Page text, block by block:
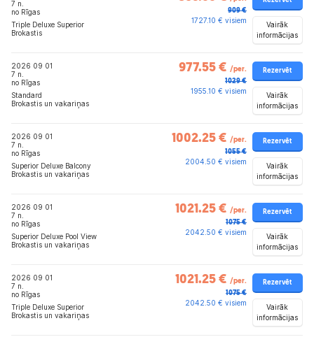
7 n.
no Rīgas
Triple Deluxe Superior
Brokastis
909 €
1727.10 € visiem
Vairāk
informācijas
2026 09 01
7 n.
no Rīgas
Standard
Brokastis un vakariņas
977.55 € /per.
1029 €
1955.10 € visiem
Rezervēt
Vairāk
informācijas
2026 09 01
7 n.
no Rīgas
Superior Deluxe Balcony
Brokastis un vakariņas
1002.25 € /per.
1055 €
2004.50 € visiem
Rezervēt
Vairāk
informācijas
2026 09 01
7 n.
no Rīgas
Superior Deluxe Pool View
Brokastis un vakariņas
1021.25 € /per.
1075 €
2042.50 € visiem
Rezervēt
Vairāk
informācijas
2026 09 01
7 n.
no Rīgas
Triple Deluxe Superior
Brokastis un vakariņas
1021.25 € /per.
1075 €
2042.50 € visiem
Rezervēt
Vairāk
informācijas